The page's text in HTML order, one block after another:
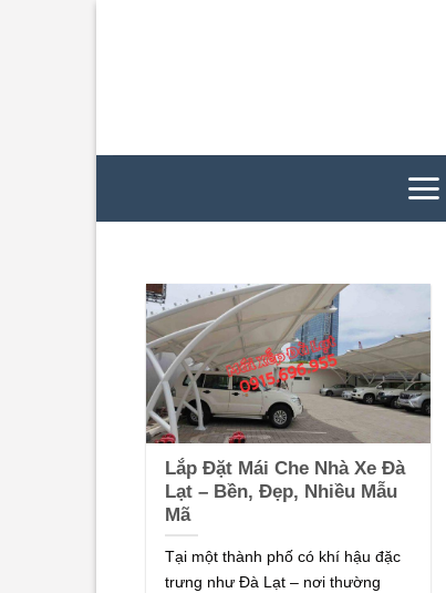
Lắp Đặt Mái Che Nhà Xe Đà
Lạt – Bền, Đẹp, Nhiều Mẫu
Mã
Tại một thành phố có khí hậu đặc
trưng như Đà Lạt – nơi thường